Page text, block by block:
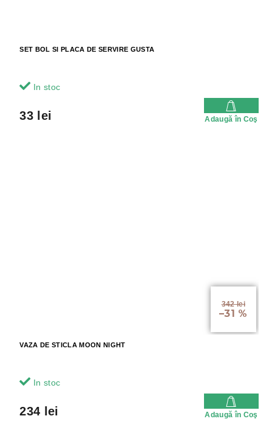
SET BOL SI PLACA DE SERVIRE GUSTA
In stoc
33 lei Adaugă în Coş
342 lei
–31 %
VAZA DE STICLA MOON NIGHT
In stoc
234 lei Adaugă în Coş